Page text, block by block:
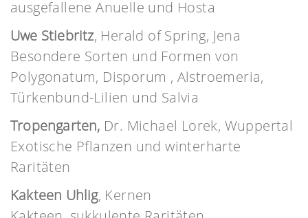
ausgefallene Anuelle und Hosta
Uwe Stiebritz, Herald of Spring, Jena
Besondere Sorten und Formen von
Polygonatum, Disporum , Alstroemeria,
Türkenbund-Lilien und Salvia
Tropengarten, Dr. Michael Lorek, Wuppertal
Exotische Pflanzen und winterharte
Raritäten
Kakteen Uhlig, Kernen